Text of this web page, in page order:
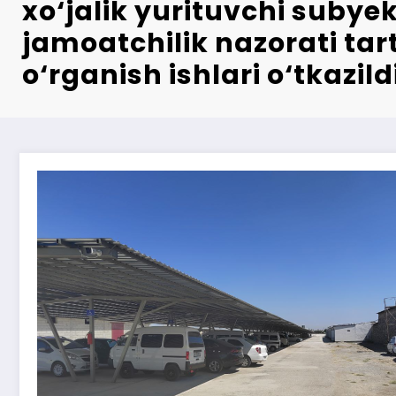
xo‘jalik yurituvchi
jamoatchilik nazorati
o‘rganish ishlari